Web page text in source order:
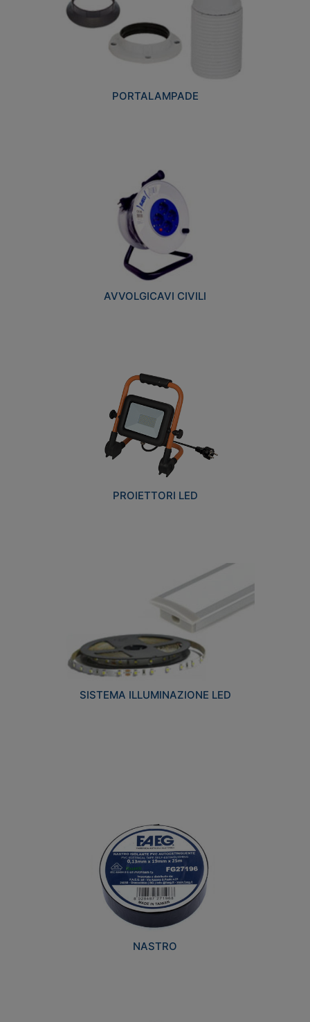
PORTALAMPADE
AVVOLGICAVI CIVILI
PROIETTORI LED
SISTEMA ILLUMINAZIONE LED
NASTRO